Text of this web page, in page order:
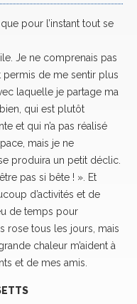
pour l’instant tout se
Je ne comprenais pas
permis de me sentir plus
laquelle je partage ma
qui est plutôt
et qui n’a pas réalisé
mais je ne
produira un petit déclic.
pas si bête ! ». Et
d’activités et de
de temps pour
rose tous les jours, mais
chaleur m’aident à
et de mes amis.